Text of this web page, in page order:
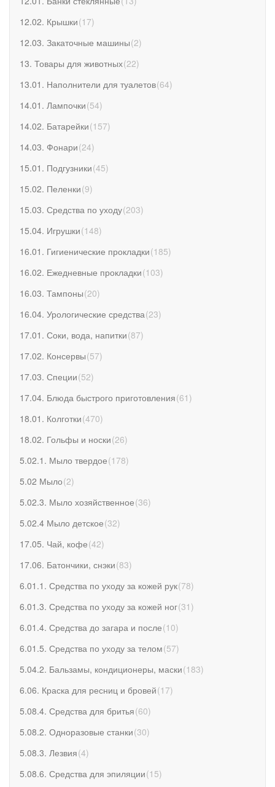
12.02. Крышки(17)
12.03. Закаточные машины(2)
13. Товары для животных(22)
13.01. Наполнители для туалетов(64)
14.01. Лампочки(54)
14.02. Батарейки(157)
14.03. Фонари(24)
15.01. Подгузники(45)
15.02. Пеленки(9)
15.03. Средства по уходу(203)
15.04. Игрушки(148)
16.01. Гигиенические прокладки(185)
16.02. Ежедневные прокладки(103)
16.03. Тампоны(20)
16.04. Урологические средства(23)
17.01. Соки, вода, напитки(87)
17.02. Консервы(57)
17.03. Специи(52)
17.04. Блюда быстрого приготовления(61 )
18.01. Колготки(470)
18.02. Гольфы и носки(26)
5.02.1. Мыло твердое(178)
5.02 Мыло(2)
5.02.3. Мыло хозяйственное(36)
5.02.4 Мыло детское(32)
17.05. Чай, кофе(42)
17.06. Батончики, снэки(83)
6.01.1. Средства по уходу за кожей рук(78)
6.01.3. Средства по уходу за кожей ног(31 )
6.01.4. Средства до загара и после(10)
6.01.5. Средства по уходу за телом(57)
5.04.2. Бальзамы, кондиционеры, маски(183)
6.06. Краска для ресниц и бровей(17)
5.08.4. Средства для бритья(60)
5.08.2. Одноразовые станки(30)
5.08.3. Лезвия(4)
5.08.6. Средства для эпиляции(15)